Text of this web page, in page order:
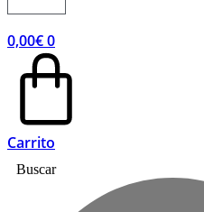
0,00€0
Carrito
Buscar